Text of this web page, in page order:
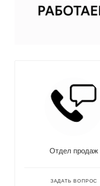
Отдел продаж
ЗАДАТЬ ВОПРОС